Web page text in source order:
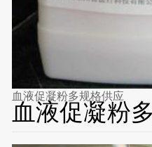
血液促凝粉多规格供应
血液促凝粉